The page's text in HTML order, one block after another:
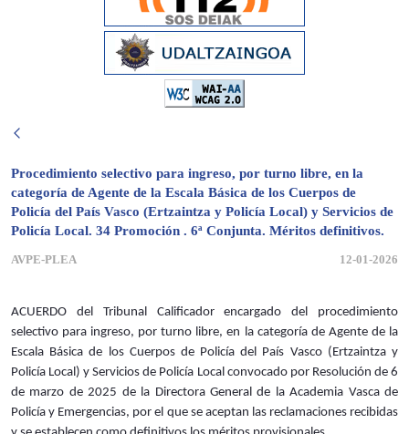
Procedimiento selectivo para ingreso, por turno libre, en la
categoría de Agente de la Escala Básica de los Cuerpos de
Policía del País Vasco (Ertzaintza y Policía Local) y Servicios de
Policía Local. 34 Promoción . 6ª Conjunta. Méritos definitivos.
AVPE-PLEA 12-01-2026
ACUERDO del Tribunal Calificador encargado del procedimiento
selectivo para ingreso, por turno libre, en la categoría de Agente de la
Escala Básica de los Cuerpos de Policía del País Vasco (Ertzaintza y
Policía Local) y Servicios de Policía Local convocado por Resolución de 6
de marzo de 2025 de la Directora General de la Academia Vasca de
Policía y Emergencias, por el que se aceptan las reclamaciones recibidas